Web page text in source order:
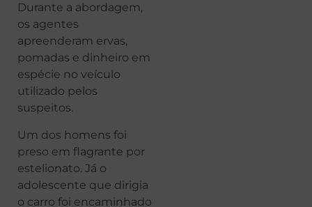
Durante a abordagem,
os agentes
apreenderam ervas,
pomadas e dinheiro em
espécie no veículo
utilizado pelos
suspeitos.
Um dos homens foi
preso em flagrante por
estelionato. Já o
adolescente que dirigia
o carro foi encaminhado